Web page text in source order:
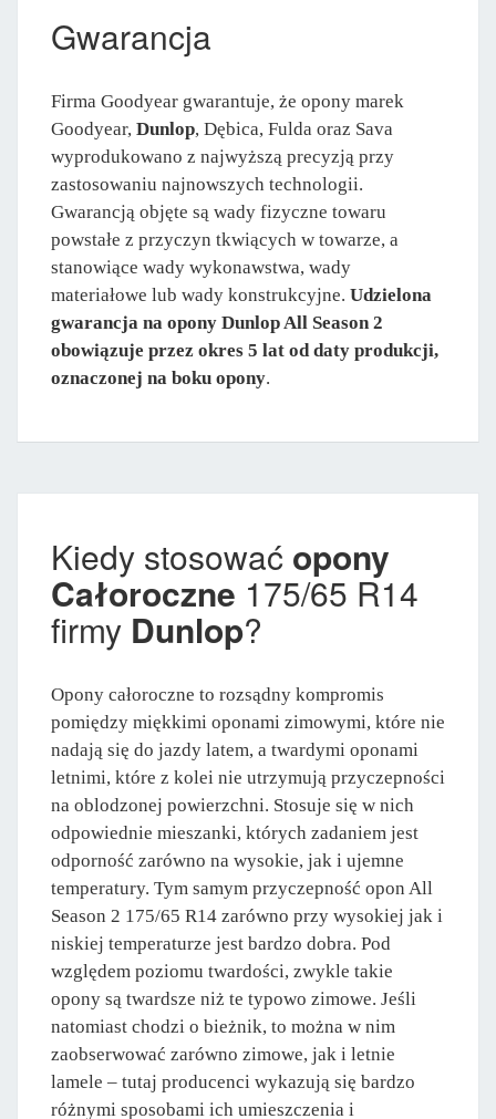
Gwarancja
Firma Goodyear gwarantuje, że opony marek
Goodyear, Dunlop, Dębica, Fulda oraz Sava
wyprodukowano z najwyższą precyzją przy
zastosowaniu najnowszych technologii.
Gwarancją objęte są wady fizyczne towaru
powstałe z przyczyn tkwiących w towarze, a
stanowiące wady wykonawstwa, wady
materiałowe lub wady konstrukcyjne. Udzielona
gwarancja na opony Dunlop All Season 2
obowiązuje przez okres 5 lat od daty produkcji,
oznaczonej na boku opony.
Kiedy stosować opony
Całoroczne 175/65 R14
firmy Dunlop?
Opony całoroczne to rozsądny kompromis
pomiędzy miękkimi oponami zimowymi, które nie
nadają się do jazdy latem, a twardymi oponami
letnimi, które z kolei nie utrzymują przyczepności
na oblodzonej powierzchni. Stosuje się w nich
odpowiednie mieszanki, których zadaniem jest
odporność zarówno na wysokie, jak i ujemne
temperatury. Tym samym przyczepność opon All
Season 2 175/65 R14 zarówno przy wysokiej jak i
niskiej temperaturze jest bardzo dobra. Pod
względem poziomu twardości, zwykle takie
opony są twardsze niż te typowo zimowe. Jeśli
natomiast chodzi o bieżnik, to można w nim
zaobserwować zarówno zimowe, jak i letnie
lamele – tutaj producenci wykazują się bardzo
różnymi sposobami ich umieszczenia i